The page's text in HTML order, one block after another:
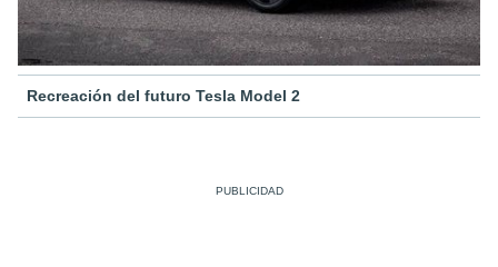
Recreación del futuro Tesla Model 2